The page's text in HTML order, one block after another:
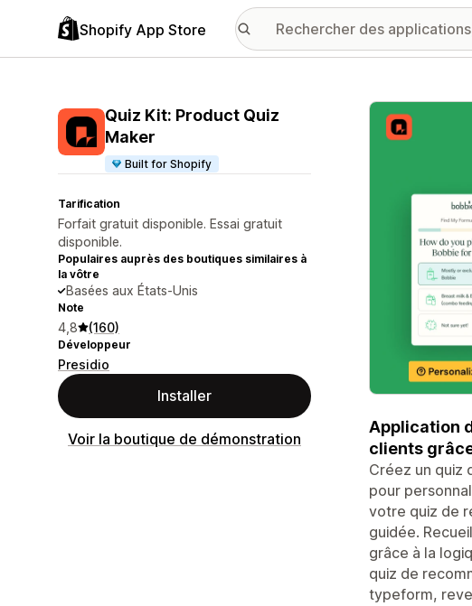
Shopify App Store
Quiz Kit: Product Quiz
Maker
Built for Shopify
Tarification
Forfait gratuit disponible. Essai gratuit
disponible.
Populaires auprès des boutiques similaires à
la vôtre
Basées aux États-Unis
Note
4,8 (160)
Développeur
Presidio
Installer
Voir la boutique de démonstration
Galerie
Application
clients
Créez un quiz
pour
votre quiz de
guidée.
grâce à la
quiz de
typeform,